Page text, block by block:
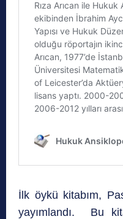
İlk öykü kitabım,
yayımlandı. Bu